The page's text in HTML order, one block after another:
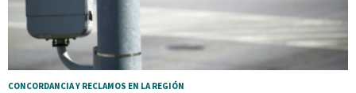
CONCORDANCIA Y RECLAMOS EN LA REGIÓN